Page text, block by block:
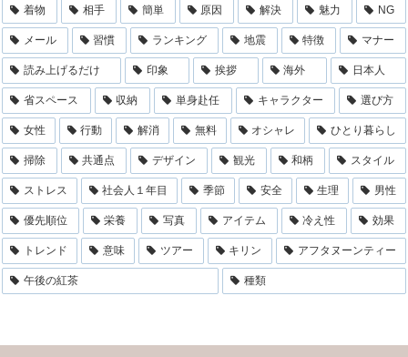
着物 相手 簡単 原因 解決 魅力 NG
メール 習慣 ランキング 地震 特徴 マナー
読み上げるだけ 印象 挨拶 海外 日本人
省スペース 収納 単身赴任 キャラクター 選び方
女性 行動 解消 無料 オシャレ ひとり暮らし
掃除 共通点 デザイン 観光 和柄 スタイル
ストレス 社会人１年目 季節 安全 生理 男性
優先順位 栄養 写真 アイテム 冷え性 効果
トレンド 意味 ツアー キリン アフタヌーンティー
午後の紅茶 種類